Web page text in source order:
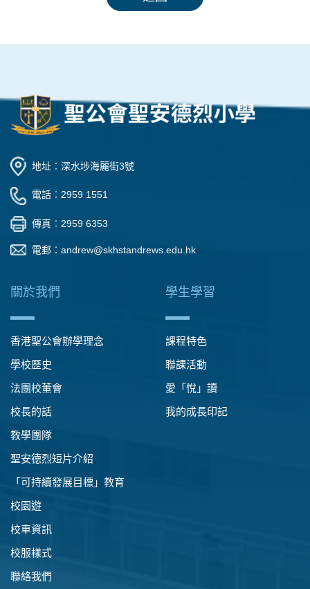
地址︰深水埗海麗街3號
電話︰2959 1551
傳真︰2959 6353
電郵︰ andrew@skhstandrews.edu.hk
關於我們
香港聖公會辦學理念
學校歷史
法團校董會
校長的話
教學團隊
聖安德烈短片介紹
「可持續發展目標」教育
校園遊
校車資訊
校服樣式
聯絡我們
學生學習
課程特色
聯課活動
愛「悅」讀
我的成長印記